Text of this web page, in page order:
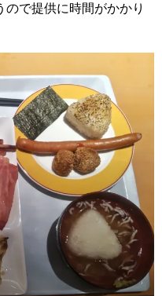
で提供に時間がかかり